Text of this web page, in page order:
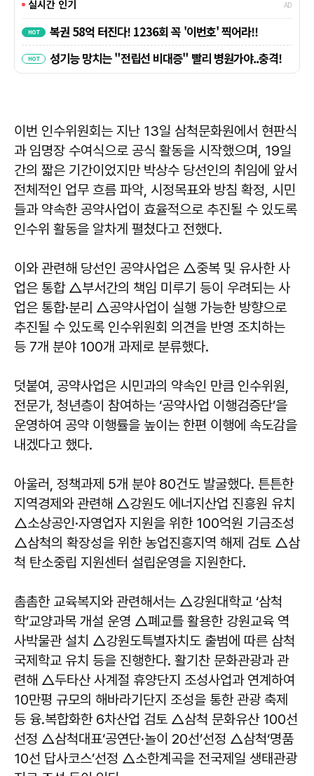
이번 인수위원회는 지난 13일 삼척문화원에서 현판식
과 임명장 수여식으로 공식 활동을 시작했으며, 19일
간의 짧은 기간이었지만 박상수 당선인의 취임에 앞서
전체적인 업무 흐름 파악, 시정목표와 방침 확정, 시민
들과 약속한 공약사업이 효율적으로 추진될 수 있도록
인수위 활동을 알차게 펼쳤다고 전했다.
이와 관련해 당선인 공약사업은 △중복 및 유사한 사
업은 통합 △부서간의 책임 미루기 등이 우려되는 사
업은 통합·분리 △공약사업이 실행 가능한 방향으로
추진될 수 있도록 인수위원회 의견을 반영 조치하는
등 7개 분야 100개 과제로 분류했다.
덧붙여, 공약사업은 시민과의 약속인 만큼 인수위원,
전문가, 청년층이 참여하는 ‘공약사업 이행검증단’을
운영하여 공약 이행률을 높이는 한편 이행에 속도감을
내겠다고 했다.
아울러, 정책과제 5개 분야 80건도 발굴했다. 튼튼한
지역경제와 관련해 △강원도 에너지산업 진흥원 유치
△소상공인·자영업자 지원을 위한 100억원 기금조성
△삼척의 확장성을 위한 농업진흥지역 해제 검토 △삼
척 탄소중립 지원센터 설립운영을 지원한다.
촘촘한 교육복지와 관련해서는 △강원대학교 ‘삼척
학’교양과목 개설 운영 △폐교를 활용한 강원교육 역
사박물관 설치 △강원도특별자치도 출범에 따른 삼척
국제학교 유치 등을 진행한다. 활기찬 문화관광과 관
련해 △두타산 사계절 휴양단지 조성사업과 연계하여
10만평 규모의 해바라기단지 조성을 통한 관광 축제
등 융․복합화한 6차산업 검토 △삼척 문화유산 100선
선정 △삼척대표‘공연단·놀이 20선’선정 △삼척‘명품
10선 답사코스’선정 △소한계곡을 전국제일 생태관광